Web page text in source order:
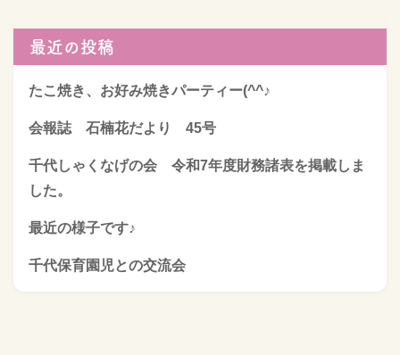
最近の投稿
たこ焼き、お好み焼きパーティー(^^♪
会報誌 石楠花だより 45号
千代しゃくなげの会 令和7年度財務諸表を掲載しま
した。
最近の様子です♪
千代保育園児との交流会